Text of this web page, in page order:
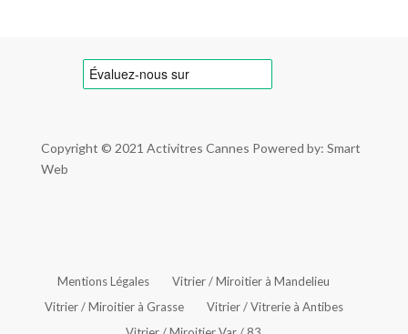
Copyright © 2021 Activitres Cannes Powered by: Smart
Web
Mentions Légales
Vitrier / Miroitier à Mandelieu
Vitrier / Miroitier à Grasse
Vitrier / Vitrerie à Antibes